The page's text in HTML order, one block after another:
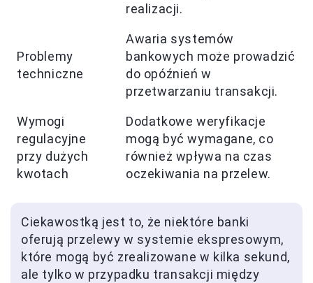
realizacji.
Problemy
techniczne
Awaria systemów
bankowych może prowadzić
do opóźnień w
przetwarzaniu transakcji.
Wymogi
regulacyjne
przy dużych
kwotach
Dodatkowe weryfikacje
mogą być wymagane, co
również wpływa na czas
oczekiwania na przelew.
Ciekawostką jest to, że niektóre banki
oferują przelewy w systemie ekspresowym,
które mogą być zrealizowane w kilka sekund,
ale tylko w przypadku transakcji między